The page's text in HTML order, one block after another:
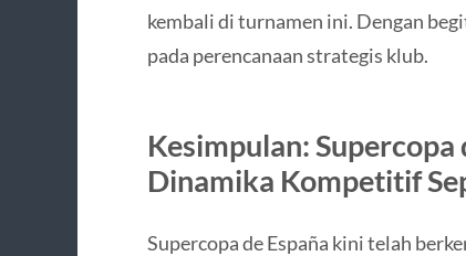
kembali di turnamen ini. Dengan
pada perencanaan strategis klub.
Kesimpulan: Supercopa
Dinamika Kompetitif
Supercopa de España kini telah